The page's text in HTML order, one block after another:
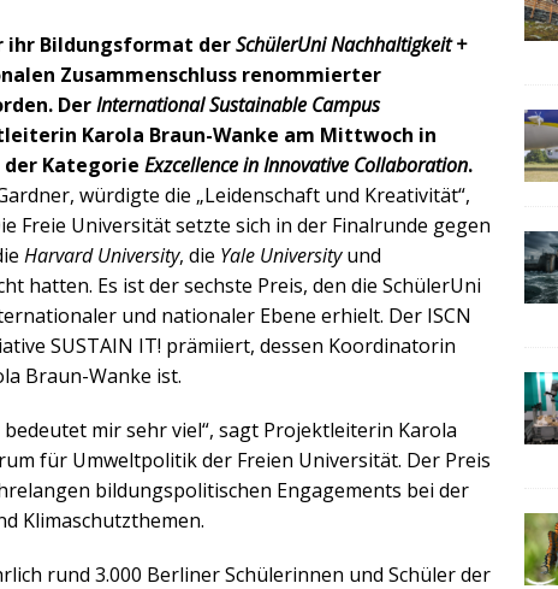
ihr Bildungsformat derSchülerUni Nachhaltigkeit +
Zusammenschluss renommierter
DerInternational Sustainable Campus
Karola Braun-Wanke am Mittwoch in
der Kategorie Exzcellence in Innovative Collaboration.
würdigte die „Leidenschaft und Kreativität“,
Freie Universität setzte sich in der Finalrunde gegen
Harvard University, die Yale Universityund
hatten. Es ist der sechste Preis, den die SchülerUni
und nationaler Ebene erhielt. Der ISCN
SUSTAIN IT! prämiiert, dessen Koordinatorin
Braun-Wanke ist.
mir sehr viel“, sagt Projektleiterin Karola
für Umweltpolitik der Freien Universität. Der Preis
bildungspolitischen Engagements bei der
Klimaschutzthemen.
rund 3.000 Berliner Schülerinnen und Schüler der